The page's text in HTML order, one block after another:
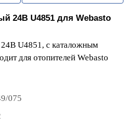
24В U4851 для Webasto
U4851, с каталожным
для отопителей Webasto
075